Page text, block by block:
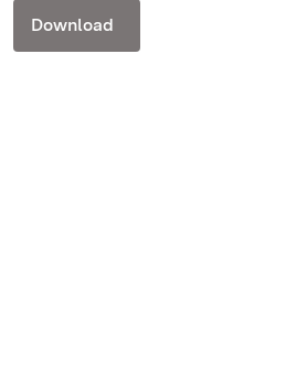
Download